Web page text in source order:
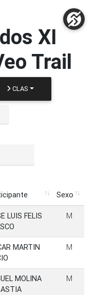
XI
Trail
CLAS
Sexo
Sexo
LUIS FELIS
M
MARTIN
M
MOLINA
M